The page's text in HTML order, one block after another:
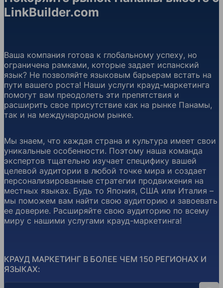
LinkBuilder.com
КРАУД МАРКЕТИНГ В БОЛЕЕ ЧЕМ 150 РЕГИОНАХ И
ЯЗЫКАХ:
Ваша компания готова к глобальному успеху, но
ограничена рамками, которые задает испанский
язык? Не позволяйте языковым барьерам встать на
пути вашего роста! Наши услуги крауд-маркетинга
помогут вам преодолеть эти препятствия и
расширить свое присутствие как на рынке Панамы,
так и на международном рынке.
Мы знаем, что каждая страна и культура имеет свои
уникальные особенности. Поэтому наша команда
экспертов тщательно изучает специфику вашей
целевой аудитории в любой точке мира и создает
персонализированные стратегии продвижения на
местных языках. Будь то Япония, США или Италия –
мы поможем вам найти свою аудиторию и завоевать
ее доверие. Расширяйте свою аудиторию по всему
миру с нашими услугами крауд-маркетинга!